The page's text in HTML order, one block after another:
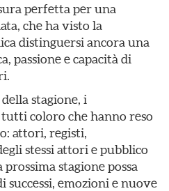
perfetta per una
che ha visto la
distinguersi ancora una
passione e capacità di
stagione, i
coloro che hanno reso
attori, registi,
stessi attori e pubblico
prossima stagione possa
successi, emozioni e nuove